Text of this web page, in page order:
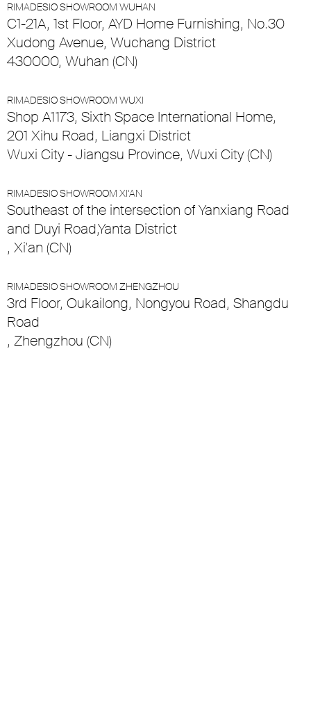
RIMADESIO SHOWROOM WUHAN
C1-21A, 1st Floor, AYD Home Furnishing, No.30
Xudong Avenue, Wuchang District
430000, Wuhan (CN)
RIMADESIO SHOWROOM WUXI
Shop A1173, Sixth Space International Home,
201 Xihu Road, Liangxi District
Wuxi City - Jiangsu Province, Wuxi City (CN)
RIMADESIO SHOWROOM XI’AN
Southeast of the intersection of Yanxiang Road
and Duyi Road,Yanta District
, Xi'an (CN)
RIMADESIO SHOWROOM ZHENGZHOU
3rd Floor, Oukailong, Nongyou Road, Shangdu
Road
, Zhengzhou (CN)